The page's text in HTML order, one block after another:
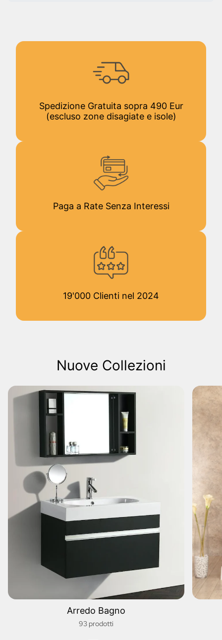
Spedizione Gratuita sopra 490 Eur
(escluso zone disagiate e isole)
Paga a Rate Senza Interessi
19'000 Clienti nel 2024
Nuove Collezioni
Arredo Bagno
93 prodotti